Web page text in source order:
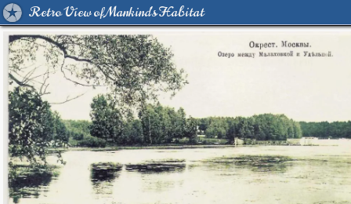
Retro View of Mankind's Habitat